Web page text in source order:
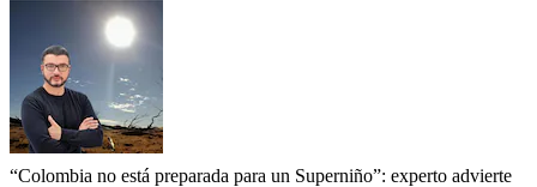
“Colombia no está preparada para un Superniño”: experto advierte